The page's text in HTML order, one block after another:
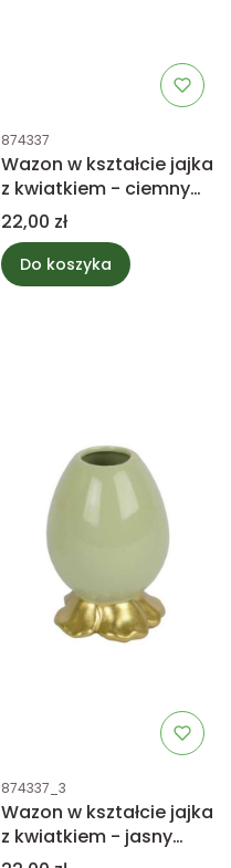
Kod produktu
874337
Wazon w kształcie jajka
z kwiatkiem - ciemny
zielony 12cm
Cena
22,00 zł
Do koszyka
Kod produktu
874337_3
Wazon w kształcie jajka
z kwiatkiem - jasny
zielony 12cm